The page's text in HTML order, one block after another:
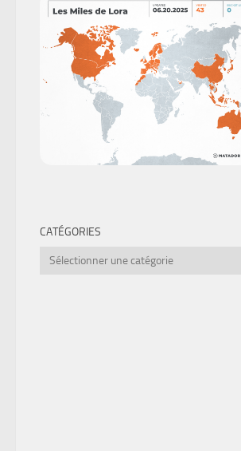
CATÉGORIES
Catégories